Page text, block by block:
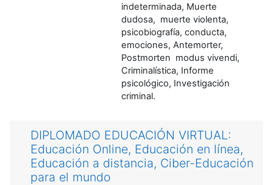
indeterminada, Muerte
dudosa, muerte violenta,
psicobiografía, conducta,
emociones, Antemorter,
Postmorten modus vivendi,
Criminalística, Informe
psicológico, Investigación
criminal.
DIPLOMADO EDUCACIÓN VIRTUAL:
Educación Online, Educación en línea,
Educación a distancia, Ciber-Educación
para el mundo